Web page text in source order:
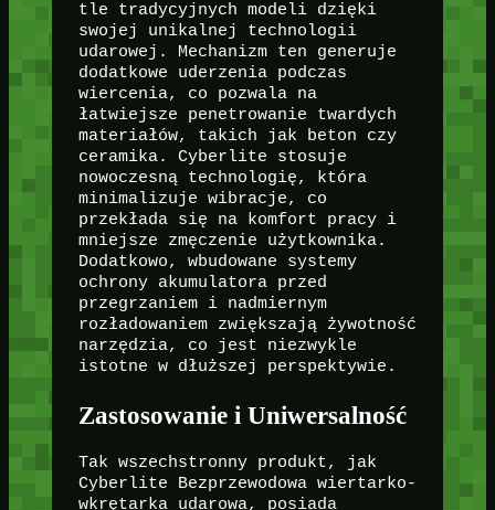
tle tradycyjnych modeli dzięki
swojej unikalnej technologii
udarowej. Mechanizm ten generuje
dodatkowe uderzenia podczas
wiercenia, co pozwala na
łatwiejsze penetrowanie twardych
materiałów, takich jak beton czy
ceramika. Cyberlite stosuje
nowoczesną technologię, która
minimalizuje wibracje, co
przekłada się na komfort pracy i
mniejsze zmęczenie użytkownika.
Dodatkowo, wbudowane systemy
ochrony akumulatora przed
przegrzaniem i nadmiernym
rozładowaniem zwiększają żywotność
narzędzia, co jest niezwykle
istotne w dłuższej perspektywie.
Zastosowanie i Uniwersalność
Tak wszechstronny produkt, jak
Cyberlite Bezprzewodowa wiertarko-
wkrętarka udarowa, posiada